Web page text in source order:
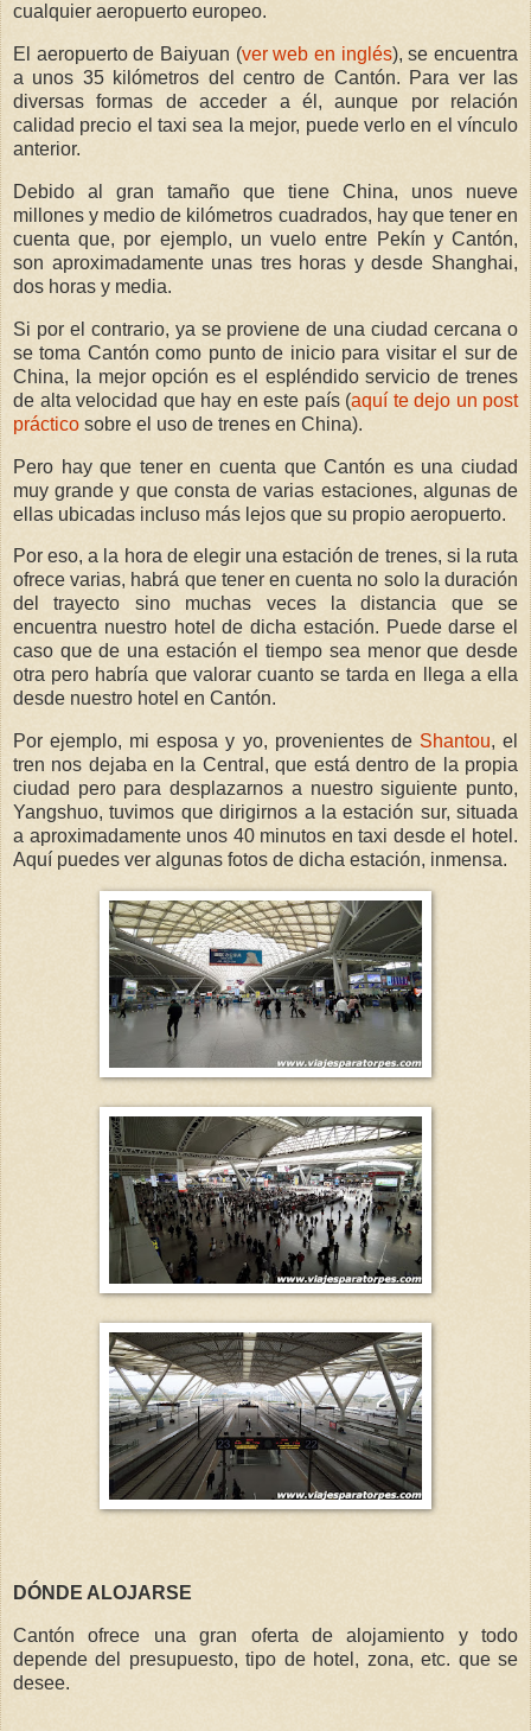
cualquier aeropuerto europeo.
El aeropuerto de Baiyuan (ver web en inglés), se encuentra
a unos 35 kilómetros del centro de Cantón. Para ver las
diversas formas de acceder a él, aunque por relación
calidad precio el taxi sea la mejor, puede verlo en el vínculo
anterior.
Debido al gran tamaño que tiene China, unos nueve
millones y medio de kilómetros cuadrados, hay que tener en
cuenta que, por ejemplo, un vuelo entre Pekín y Cantón,
son aproximadamente unas tres horas y desde Shanghai,
dos horas y media.
Si por el contrario, ya se proviene de una ciudad cercana o
se toma Cantón como punto de inicio para visitar el sur de
China, la mejor opción es el espléndido servicio de trenes
de alta velocidad que hay en este país (aquí te dejo un post
práctico sobre el uso de trenes en China).
Pero hay que tener en cuenta que Cantón es una ciudad
muy grande y que consta de varias estaciones, algunas de
ellas ubicadas incluso más lejos que su propio aeropuerto.
Por eso, a la hora de elegir una estación de trenes, si la ruta
ofrece varias, habrá que tener en cuenta no solo la duración
del trayecto sino muchas veces la distancia que se
encuentra nuestro hotel de dicha estación. Puede darse el
caso que de una estación el tiempo sea menor que desde
otra pero habría que valorar cuanto se tarda en llega a ella
desde nuestro hotel en Cantón.
Por ejemplo, mi esposa y yo, provenientes de Shantou, el
tren nos dejaba en la Central, que está dentro de la propia
ciudad pero para desplazarnos a nuestro siguiente punto,
Yangshuo, tuvimos que dirigirnos a la estación sur, situada
a aproximadamente unos 40 minutos en taxi desde el hotel.
Aquí puedes ver algunas fotos de dicha estación, inmensa.
DÓNDE ALOJARSE
Cantón ofrece una gran oferta de alojamiento y todo
depende del presupuesto, tipo de hotel, zona, etc. que se
desee.